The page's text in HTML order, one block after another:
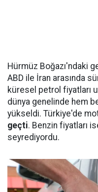
Hürmüz Boğazı'ndaki
ABD ile İran arasında
küresel petrol fiyatları
dünya genelinde hem
yükseldi. Türkiye'de
geçti. Benzin fiyatları
seyrediyordu.